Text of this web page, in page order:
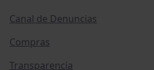
Canal de Denuncias
Compras
Transparencia